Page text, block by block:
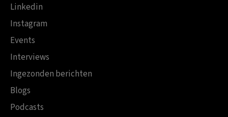
Linkedin
Instagram
Events
Interviews
Ingezonden berichten
Blogs
Podcasts